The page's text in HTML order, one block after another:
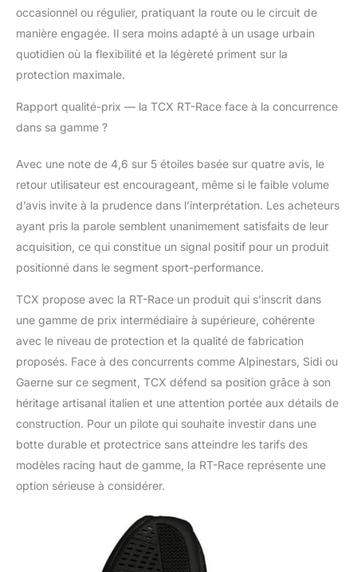
occasionnel ou régulier, pratiquant la route ou le circuit de
manière engagée. Il sera moins adapté à un usage urbain
quotidien où la flexibilité et la légèreté priment sur la
protection maximale.
Rapport qualité-prix — la TCX RT-Race face à la concurrence
dans sa gamme ?
Avec une note de 4,6 sur 5 étoiles basée sur quatre avis, le
retour utilisateur est encourageant, même si le faible volume
d’avis invite à la prudence dans l’interprétation. Les acheteurs
ayant pris la parole semblent unanimement satisfaits de leur
acquisition, ce qui constitue un signal positif pour un produit
positionné dans le segment sport-performance.
TCX propose avec la RT-Race un produit qui s’inscrit dans
une gamme de prix intermédiaire à supérieure, cohérente
avec le niveau de protection et la qualité de fabrication
proposés. Face à des concurrents comme Alpinestars, Sidi ou
Gaerne sur ce segment, TCX défend sa position grâce à son
héritage artisanal italien et une attention portée aux détails de
construction. Pour un pilote qui souhaite investir dans une
botte durable et protectrice sans atteindre les tarifs des
modèles racing haut de gamme, la RT-Race représente une
option sérieuse à considérer.